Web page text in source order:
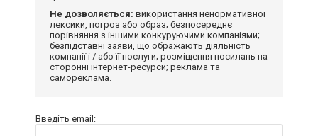
Не дозволяється: використання ненормативної
лексики, погроз або образ; безпосереднє
порівняння з іншими конкуруючими компаніями;
безпідставні заяви, що ображають діяльність
компанії і / або її послуги; розміщення посилань на
сторонні інтернет-ресурси; реклама та
самореклама.
Введіть email: